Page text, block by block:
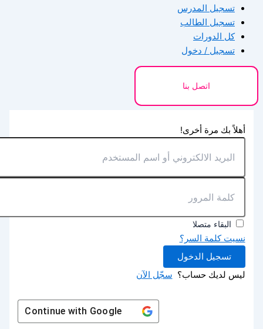
تسجيل المدرس
تسجيل الطالب
كل الدورات
تسجيل / دخول
اتصل بنا
أهلاً بك مرة أخرى!
البقاء متصلا
نسيت كلمة السر؟
تسجيل الدخول
ليس لديك حساب؟ سجّل الآن
Continue withGoogle